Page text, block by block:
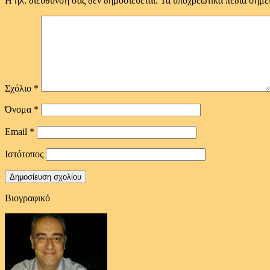
Σχόλιο *
Όνομα *
Email *
Ιστότοπος
Βιογραφικό